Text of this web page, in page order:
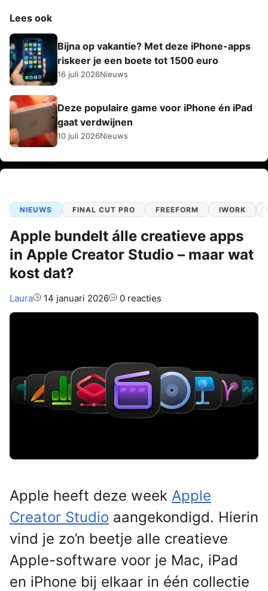
Lees ook
Bijna op vakantie? Met deze iPhone-apps
riskeer je een boete tot 1500 euro
16 juli 2026Nieuws
Deze populaire game voor iPhone én iPad
gaat verdwijnen
10 juli 2026Nieuws
NIEUWS FINAL CUT PRO FREEFORM IWORK
Apple bundelt álle creatieve apps
in Apple Creator Studio – maar wat
kost dat?
Auteur:
Laura 14 januari 2026 0 reacties
Apple heeft deze week Apple
Creator Studio aangekondigd. Hierin
vind je zo’n beetje alle creatieve
Apple-software voor je Mac, iPad
en iPhone bij elkaar in één collectie